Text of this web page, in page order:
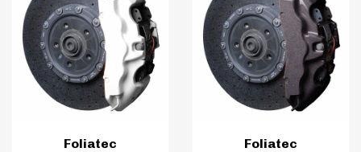
Foliatec
Foliatec